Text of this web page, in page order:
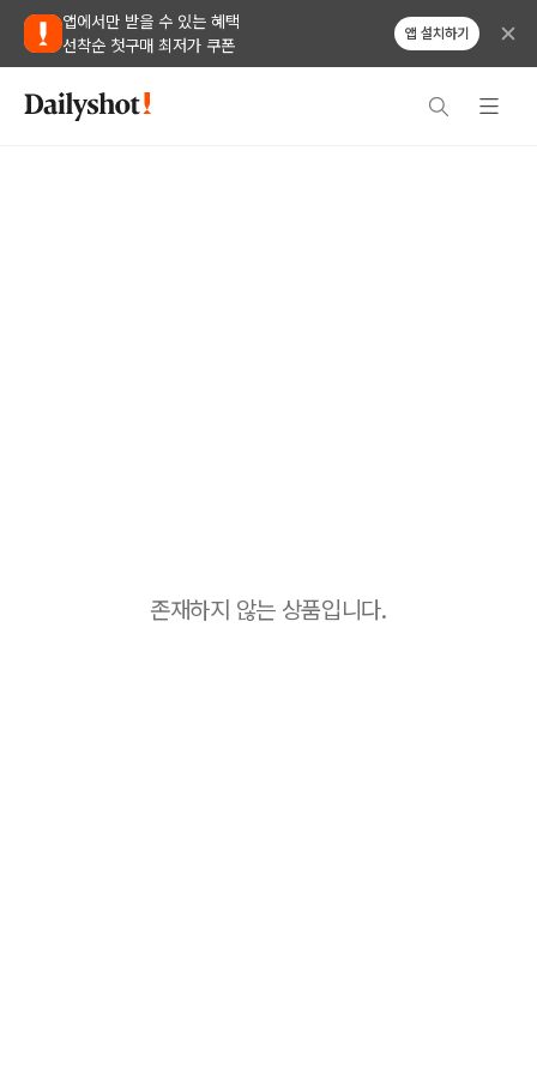
앱에서만 받을 수 있는 혜택
선착순 첫구매 최저가 쿠폰
앱 설치하기
존재하지 않는 상품입니다.